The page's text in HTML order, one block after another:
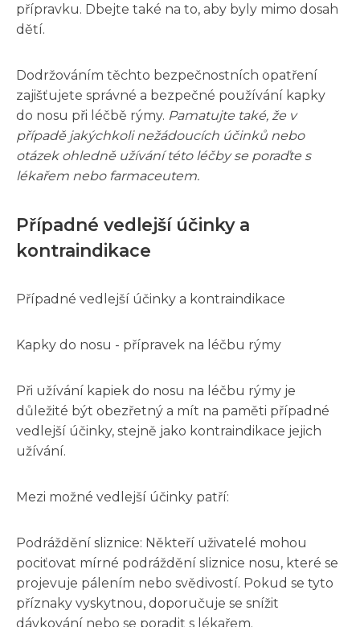
přípravku. Dbejte také na to, aby byly mimo dosah
dětí.
Dodržováním těchto bezpečnostních opatření
zajišťujete správné a bezpečné používání kapky
do nosu při léčbě rýmy. Pamatujte také, že v
případě jakýchkoli nežádoucích účinků nebo
otázek ohledně užívání této léčby se poraďte s
lékařem nebo farmaceutem.
Případné vedlejší účinky a
kontraindikace
Případné vedlejší účinky a kontraindikace
Kapky do nosu - přípravek na léčbu rýmy
Při užívání kapiek do nosu na léčbu rýmy je
důležité být obezřetný a mít na paměti případné
vedlejší účinky, stejně jako kontraindikace jejich
užívání.
Mezi možné vedlejší účinky patří:
Podráždění sliznice: Někteří uživatelé mohou
pociťovat mírné podráždění sliznice nosu, které se
projevuje pálením nebo svědivostí. Pokud se tyto
příznaky vyskytnou, doporučuje se snížit
dávkování nebo se poradit s lékařem.